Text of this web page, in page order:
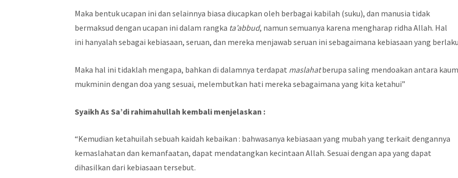
Maka bentuk ucapan ini dan selainnya biasa diucapkan oleh berbagai kabilah (suku), dan manusia tidak
bermaksud dengan ucapan ini dalam rangka ta’abbud, namun semuanya karena mengharap ridha Allah. Hal
ini hanyalah sebagai kebiasaan, seruan, dan mereka menjawab seruan ini sebagaimana kebiasaan yang
Maka hal ini tidaklah mengapa, bahkan di dalamnya terdapat maslahatberupa saling mendoakan antara kaum
mukminin dengan doa yang sesuai, melembutkan hati mereka sebagaimana yang kita ketahui”
Syaikh As Sa’di rahimahullah kembali menjelaskan :
“Kemudian ketahuilah sebuah kaidah kebaikan : bahwasanya kebiasaan yang mubah yang terkait dengannya
kemaslahatan dan kemanfaatan, dapat mendatangkan kecintaan Allah. Sesuai dengan apa yang dapat
dihasilkan dari kebiasaan tersebut.